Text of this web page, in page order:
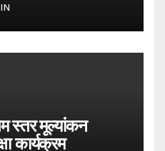
स्तर मूल्यांकन
कार्यक्रम